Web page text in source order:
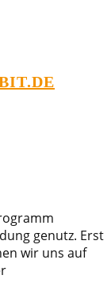
genutz. Erst
wir uns auf